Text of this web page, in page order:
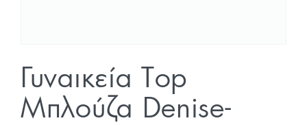
Γυναικεία Top
Μπλούζα Denise-